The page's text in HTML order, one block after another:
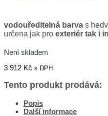
vodouředitelná barva s
určena jak pro exteriér tak i
Není skladem
3 912 Kč s DPH
Tento produkt prodává:
Popis
Další informace